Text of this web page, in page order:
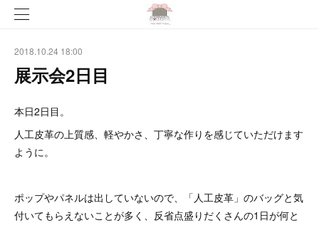
2018.10.24 18:00
展示会2日目
本日2日目。
人工皮革の上質感、軽やかさ、丁寧な作りを感じていただけます
ように。
ポップやパネルは出していないので、「人工皮革」のバッグと気
付いてもらえないことが多く、反省点盛りだくさんの1日が何と